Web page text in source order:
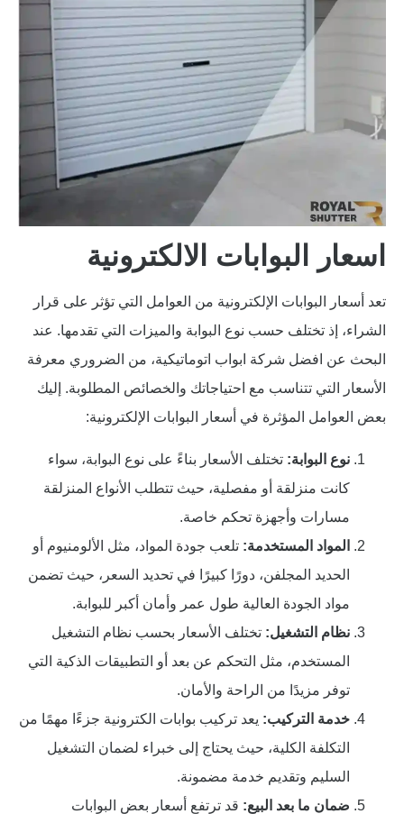
اسعار البوابات الالكترونية
تعد أسعار البوابات الإلكترونية من العوامل التي تؤثر على قرار
الشراء، إذ تختلف حسب نوع البوابة والميزات التي تقدمها. عند
البحث عن افضل شركة ابواب اتوماتيكية، من الضروري معرفة
الأسعار التي تتناسب مع احتياجاتك والخصائص المطلوبة. إليك
بعض العوامل المؤثرة في أسعار البوابات الإلكترونية:
نوع البوابة: تختلف الأسعار بناءً على نوع البوابة، سواء
كانت منزلقة أو مفصلية، حيث تتطلب الأنواع المنزلقة
مسارات وأجهزة تحكم خاصة.
المواد المستخدمة: تلعب جودة المواد، مثل الألومنيوم أو
الحديد المجلفن، دورًا كبيرًا في تحديد السعر، حيث تضمن
مواد الجودة العالية طول عمر وأمان أكبر للبوابة.
نظام التشغيل: تختلف الأسعار بحسب نظام التشغيل
المستخدم، مثل التحكم عن بعد أو التطبيقات الذكية التي
توفر مزيدًا من الراحة والأمان.
خدمة التركيب: يعد تركيب بوابات الكترونية جزءًا مهمًا من
التكلفة الكلية، حيث يحتاج إلى خبراء لضمان التشغيل
السليم وتقديم خدمة مضمونة.
ضمان ما بعد البيع: قد ترتفع أسعار بعض البوابات